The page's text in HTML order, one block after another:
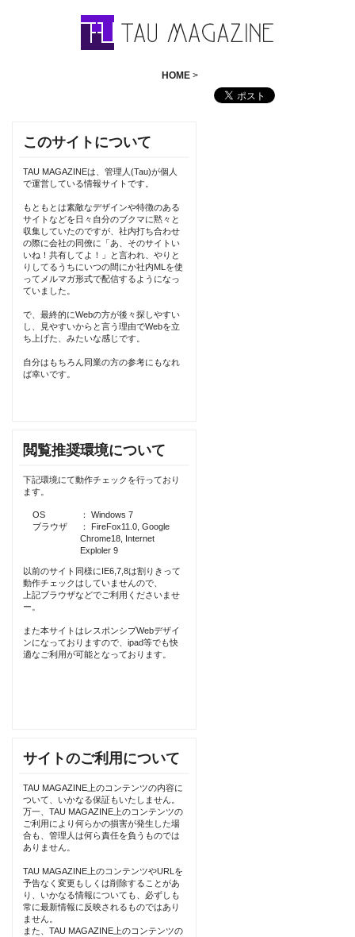
HOME>
このサイトについて
TAU MAGAZINEは、管理人(Tau)が個人
で運営している情報サイトです。
もともとは素敵なデザインや特徴のある
サイトなどを日々自分のブクマに黙々と
収集していたのですが、社内打ち合わせ
の際に会社の同僚に「あ、そのサイトい
いね！共有してよ！」と言われ、やりと
りしてるうちにいつの間にか社内MLを使
ってメルマガ形式で配信するようになっ
ていました。
で、最終的にWebの方が後々探しやすい
し、見やすいからと言う理由でWebを立
ち上げた、みたいな感じです。
自分はもちろん同業の方の参考にもなれ
ば幸いです。
閲覧推奨環境について
下記環境にて動作チェックを行っており
ます。
OS
： Windows 7
ブラウザ
： FireFox11.0, Google
Chrome18, Internet
Exploler 9
以前のサイト同様にIE6,7,8は割りきって
動作チェックはしていませんので、
上記ブラウザなどでご利用くださいませ
ー。
また本サイトはレスポンシブWebデザイ
ンになっておりますので、ipad等でも快
適なご利用が可能となっております。
サイトのご利用について
TAU MAGAZINE上のコンテンツの内容に
ついて、いかなる保証もいたしません。
万一、TAU MAGAZINE上のコンテンツの
ご利用により何らかの損害が発生した場
合も、管理人は何ら責任を負うものでは
ありません。
TAU MAGAZINE上のコンテンツやURLを
予告なく変更もしくは削除することがあ
り、いかなる情報についても、必ずしも
常に最新情報に反映されるものではあり
ません。
また、TAU MAGAZINE上のコンテンツの